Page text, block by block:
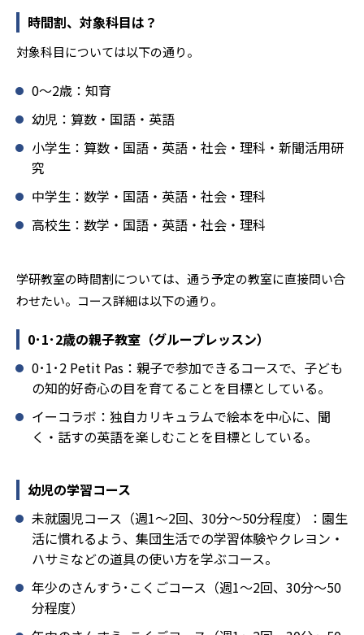
学研教室では、楽しく生き生きと学ぶことも重視してい
る。人と人との触れ合いの中で学びを深めることにより、
知・情・意のバランスのとれた生徒の育成を推進。「教室
面の指導も実施し、全人的な教育に取り組んでいる点も、
メリットと言えるだろう。
どんなデメリットがある？
学研教室のデメリットとしては、基礎をより重視している
分、生徒によっては物足りなく感じる可能性がある点だろ
う。相性が気になる場合は、近くの教室に問い合わせてみ
ることを推奨する。
時間割、対象科目は？
対象科目については以下の通り。
0〜2歳：知育
幼児：算数・国語・英語
小学生：算数・国語・英語・社会・理科・新聞活用研
究
中学生：数学・国語・英語・社会・理科
高校生：数学・国語・英語・社会・理科
学研教室の時間割については、通う予定の教室に直接問い合
わせたい。コース詳細は以下の通り。
0･1･2歳の親子教室（グループレッスン）
0･1･2 Petit Pas：親子で参加できるコースで、子ども
の知的好奇心の目を育てることを目標としている。
イーコラボ：独自カリキュラムで絵本を中心に、聞
く・話すの英語を楽しむことを目標としている。
幼児の学習コース
未就園児コース（週1～2回、30分～50分程度）：園生
活に慣れるよう、集団生活での学習体験やクレヨン・
ハサミなどの道具の使い方を学ぶコース。
年少のさんすう･こくごコース（週1～2回、30分～50
分程度）